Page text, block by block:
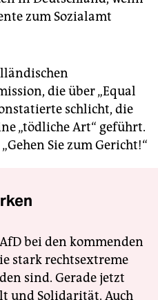
zum Sozialamt
die über „Equal
schlicht, die
„tödliche Art“ geführt.
Sie zum Gericht!“
bei den kommenden
stark rechtsextreme
sind. Gerade jetzt
und Solidarität. Auch